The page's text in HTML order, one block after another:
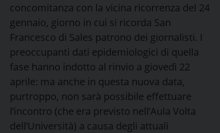
concomitanza con la vicina ricorrenza del 24
gennaio, giorno in cui si ricorda San
Francesco di Sales patrono dei giornalisti. I
preoccupanti dati epidemiologici di quella
fase hanno indotto al rinvio a giovedì 22
aprile: ma anche in questa nuova data,
purtroppo, non sarà possibile effettuare
l’incontro (che era previsto nell’Aula Volta
dell’Università) a causa degli attuali